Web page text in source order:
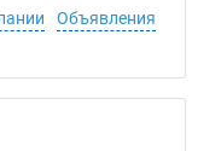
Объявления